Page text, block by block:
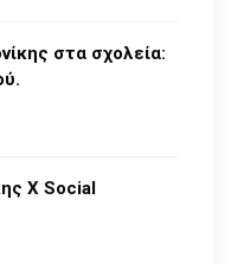
στα σχολεία:
Χ Social